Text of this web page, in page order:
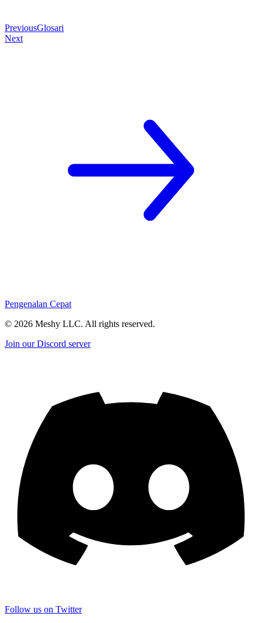
PreviousGlosari
Next
Pengenalan Cepat
© 2026 Meshy LLC. All rights reserved.
Join our Discord server
Follow us on Twitter